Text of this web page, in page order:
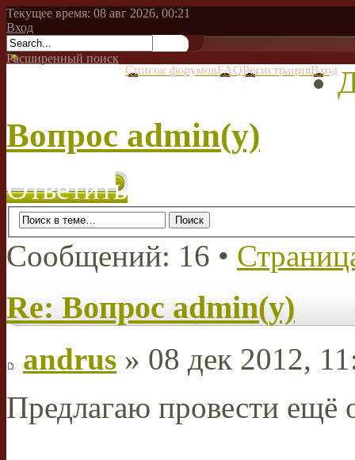
Текущее время: 08 авг 2026, 00:21
Вход
Расширенный поиск
Список форумовFAQРегистрацияВход
Вопрос admin(у)
Ответить
Сообщений: 16 •
Re: Вопрос admin(у)
andrus » 08 дек 2012,
Предлагаю провести ещё